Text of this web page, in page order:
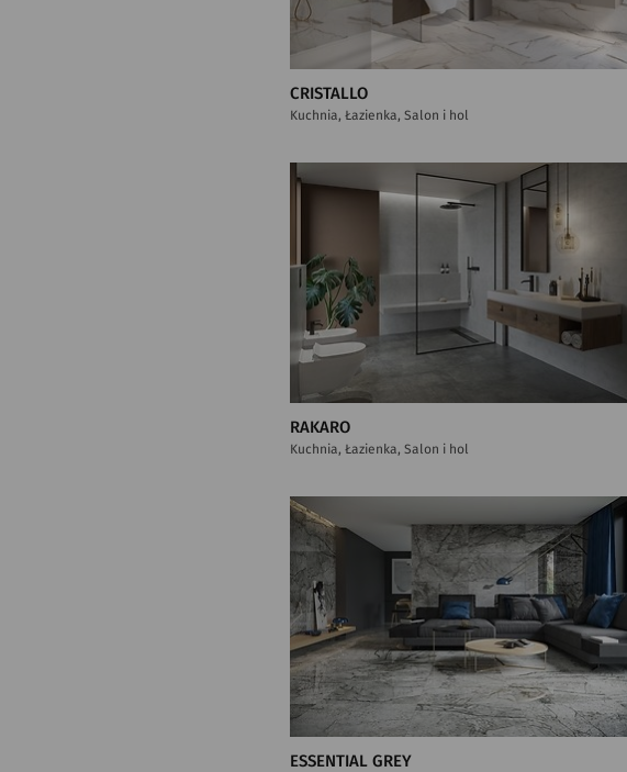
CRISTALLO
Kuchnia, Łazienka, Salon i hol
RAKARO
Kuchnia, Łazienka, Salon i hol
ESSENTIAL GREY